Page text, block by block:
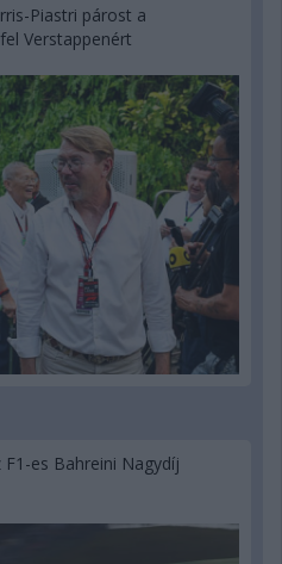
Piastri párost a
Verstappenért
es Bahreini Nagydíj